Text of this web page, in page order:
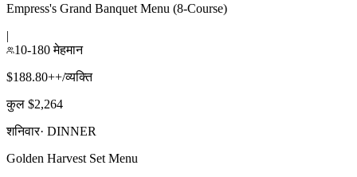
Empress's Grand Banquet Menu (8-Course)
|
10-180 मेहमान
$188.80++/व्यक्ति
कुल $2,264
शनिवार· DINNER
Golden Harvest Set Menu